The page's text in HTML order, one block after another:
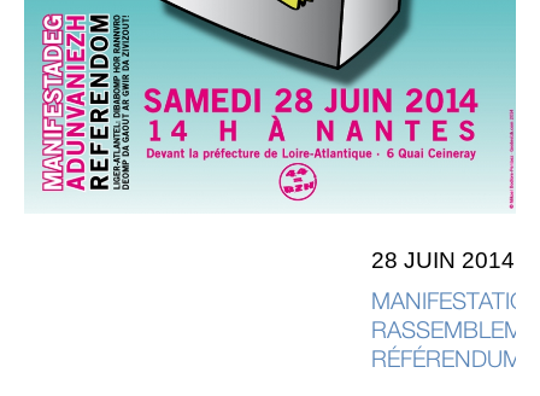
28 JUIN 2014
RÉFÉRENDUM